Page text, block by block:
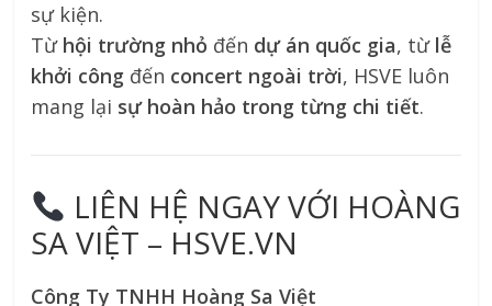
sự kiện.
Từ hội trường nhỏ đến dự án quốc gia, từ lễ
khởi công đến concert ngoài trời, HSVE luôn
mang lại sự hoàn hảo trong từng chi tiết.
LIÊN HỆ NGAY VỚI HOÀNG
SA VIỆT – HSVE.VN
Công Ty TNHH Hoàng Sa Việt